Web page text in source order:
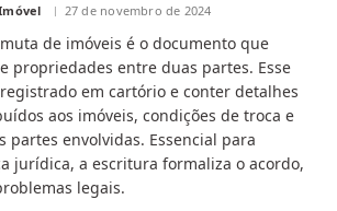
27 de novembro de 2024
de imóveis é o documento que
propriedades entre duas partes. Esse
em cartório e conter detalhes
aos imóveis, condições de troca e
partes envolvidas. Essencial para
jurídica, a escritura formaliza o acordo,
legais.